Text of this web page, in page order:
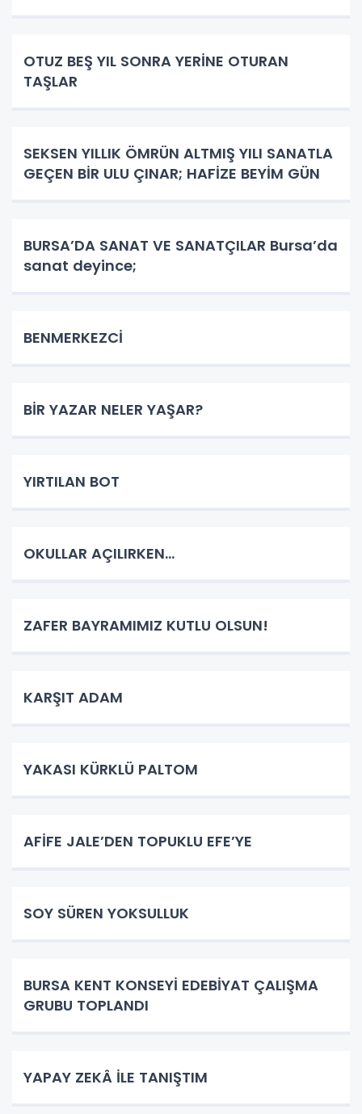
OTUZ BEŞ YIL SONRA YERİNE OTURAN
TAŞLAR
SEKSEN YILLIK ÖMRÜN ALTMIŞ YILI SANATLA
GEÇEN BİR ULU ÇINAR; HAFİZE BEYİM GÜN
BURSA’DA SANAT VE SANATÇILAR Bursa’da
sanat deyince;
BENMERKEZCİ
BİR YAZAR NELER YAŞAR?
YIRTILAN BOT
OKULLAR AÇILIRKEN…
ZAFER BAYRAMIMIZ KUTLU OLSUN!
KARŞIT ADAM
YAKASI KÜRKLÜ PALTOM
AFİFE JALE’DEN TOPUKLU EFE’YE
SOY SÜREN YOKSULLUK
BURSA KENT KONSEYİ EDEBİYAT ÇALIŞMA
GRUBU TOPLANDI
YAPAY ZEKÂ İLE TANIŞTIM